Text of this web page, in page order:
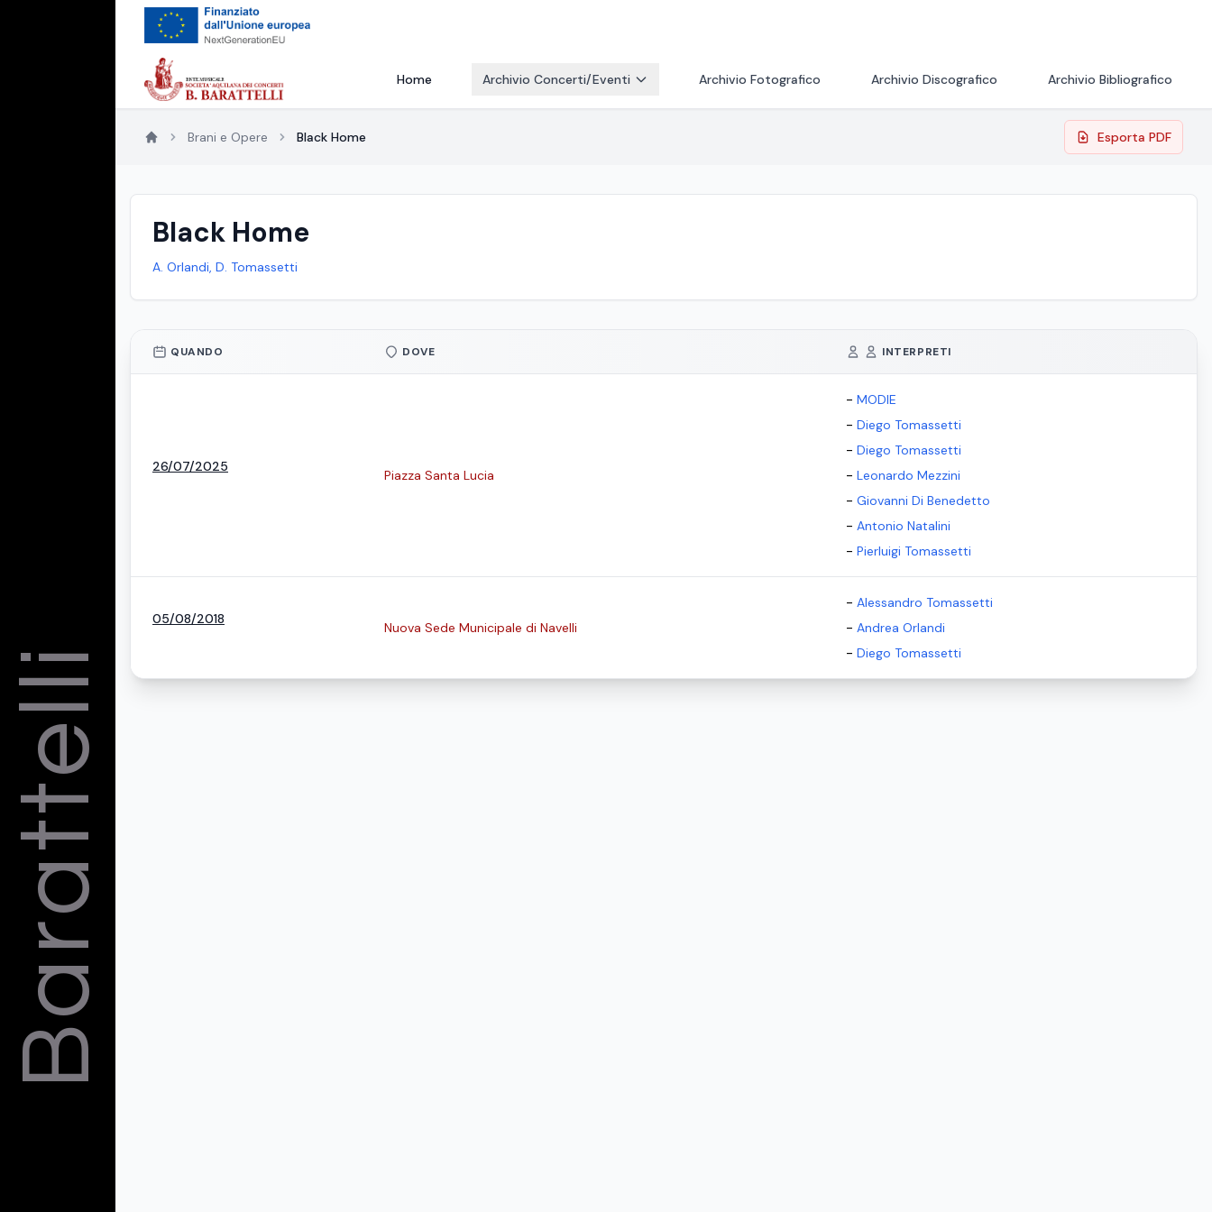
Barattelli
Home Archivio Concerti/Eventi Archivio Fotografico Archivio Discografico Archivio Bibliografico
Brani e Opere Black Home Esporta PDF
Black Home
A. Orlandi, D. Tomassetti
QUANDO DOVE INTERPRETI
26/07/2025
Piazza Santa Lucia
- MODIE
- Diego Tomassetti
- Diego Tomassetti
- Leonardo Mezzini
- Giovanni Di Benedetto
- Antonio Natalini
- Pierluigi Tomassetti
05/08/2018
Nuova Sede Municipale di Navelli
- Alessandro Tomassetti
- Andrea Orlandi
- Diego Tomassetti